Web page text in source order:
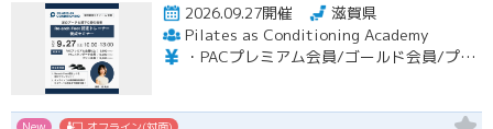
2026.09.27開催
滋賀県
Pilates as Conditioning Academy
・PACプレミアム会員/ゴールド会員/プラチナ会員：9,900円（税込） ・PACスタンダード会員：13,200円（税込） ・フリー会員：16,500円（税込）